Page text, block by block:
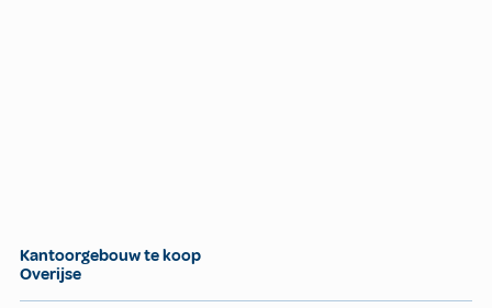
Kantoorgebouw te koop
Overijse